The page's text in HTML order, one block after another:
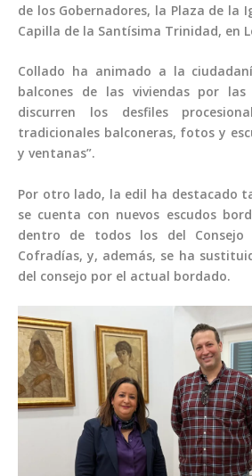
de los Gobernadores, la Plaza de la
Capilla de la Santísima Trinidad, en
Collado ha animado a la
balcones de las viviendas por
discurren los desfiles
tradicionales balconeras, fotos y
y ventanas”.
Por otro lado, la edil ha destacado
se cuenta con nuevos escudos
dentro de todos los del Consejo
Cofradías, y, además, se ha
del consejo por el actual bordado.